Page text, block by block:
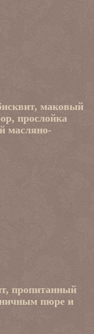
маковый
прослойка
масляно-
пропитанный
пюре и